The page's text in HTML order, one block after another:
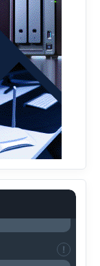
pricivljiviji-to
to
govoru-to
Ko je
samo ono
došli
i